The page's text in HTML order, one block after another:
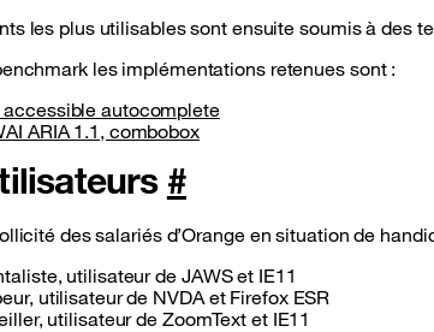
les plus utilisables sont ensuite soumis à des
les implémentations retenues sont :
accessible autocomplete(new window)
ARIA 1.1, combobox(new window)
#
des salariés d’Orange en situation de
utilisateur de JAWS et IE11
utilisateur de NVDA et Firefox ESR
utilisateur de ZoomText et IE11